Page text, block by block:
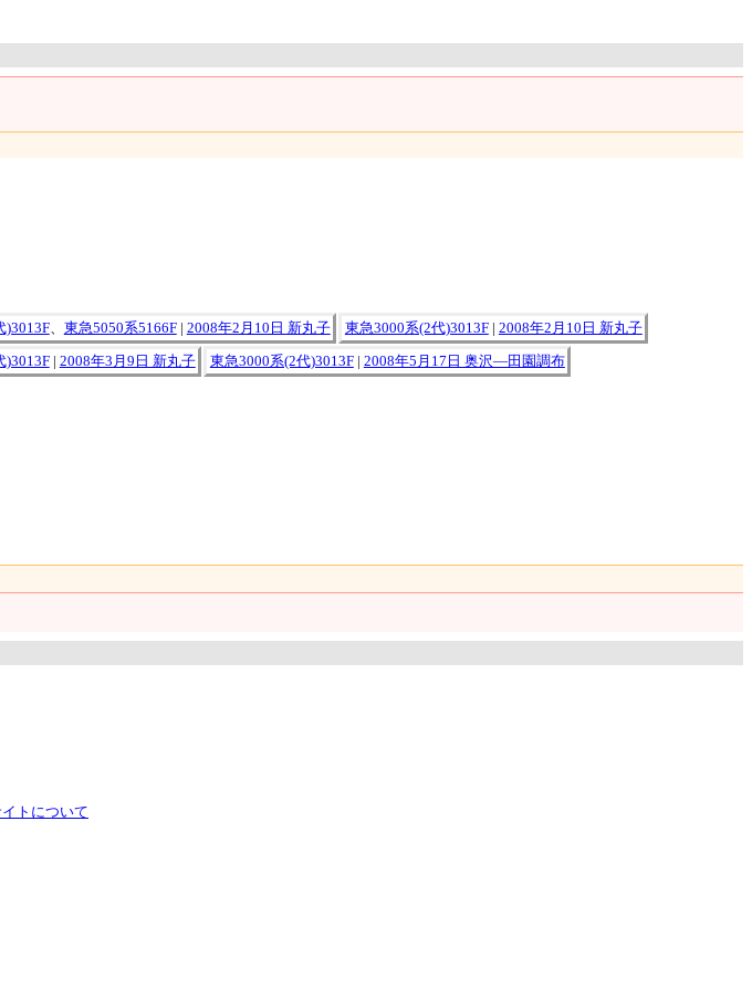
)3013F、 東急5050系5166F| 2008年2月10日 新丸子 東急3000系(2代)3013F| 2008年2月10日 新丸子
)3013F| 2008年3月9日 新丸子 東急3000系(2代)3013F| 2008年5月17日 奥沢―田園調布
イトについて